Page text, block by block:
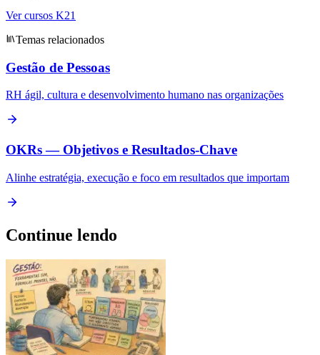
Ver cursos K21
Temas relacionados
Gestão de Pessoas
RH ágil, cultura e desenvolvimento humano nas organizações
OKRs — Objetivos e Resultados-Chave
Alinhe estratégia, execução e foco em resultados que importam
Continue lendo